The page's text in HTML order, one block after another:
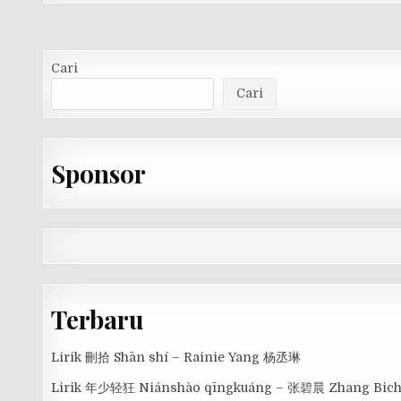
Cari
Cari
Sponsor
Terbaru
Lirik 刪拾 Shān shí – Rainie Yang 杨丞琳
Lirik 年少轻狂 Niánshào qīngkuáng – 张碧晨 Zhang